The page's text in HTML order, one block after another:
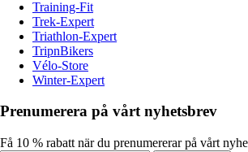
Training-Fit
Trek-Expert
Triathlon-Expert
TripnBikers
Vélo-Store
Winter-Expert
Prenumerera på vårt nyhetsbrev
Få 10 % rabatt när du prenumererar på vårt